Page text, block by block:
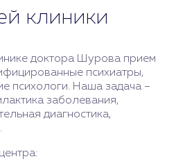
клиники
доктора Шурова прием
психиатры,
психологи. Наша задача –
заболевания,
диагностика,